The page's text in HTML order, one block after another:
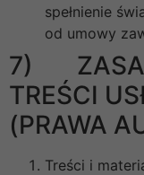
spełnienie
od umowy
7)
TREŚCI
(PRAWA
Treści i